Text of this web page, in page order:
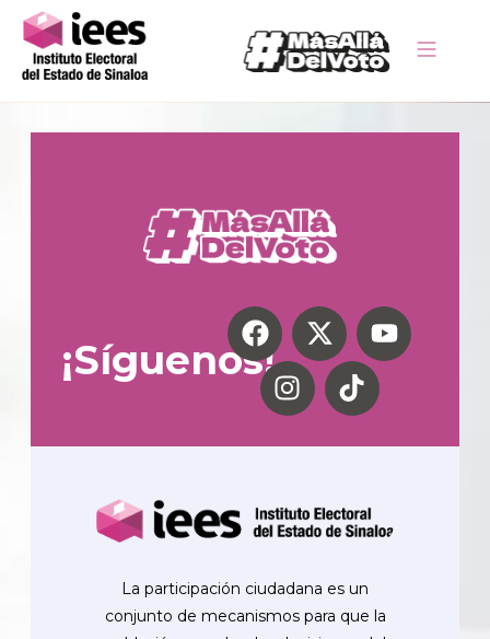
¡Síguenos!
La participación ciudadana es un
conjunto de mecanismos para que la